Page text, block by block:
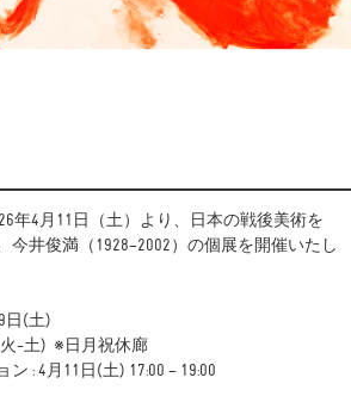
年4月11日（土）より、日本の戦後美術を
今井俊満（1928–2002）の個展を開催いたし
日(土)
(火-土) ※日月祝休廊
: 4月11日(土) 17:00 – 19:00